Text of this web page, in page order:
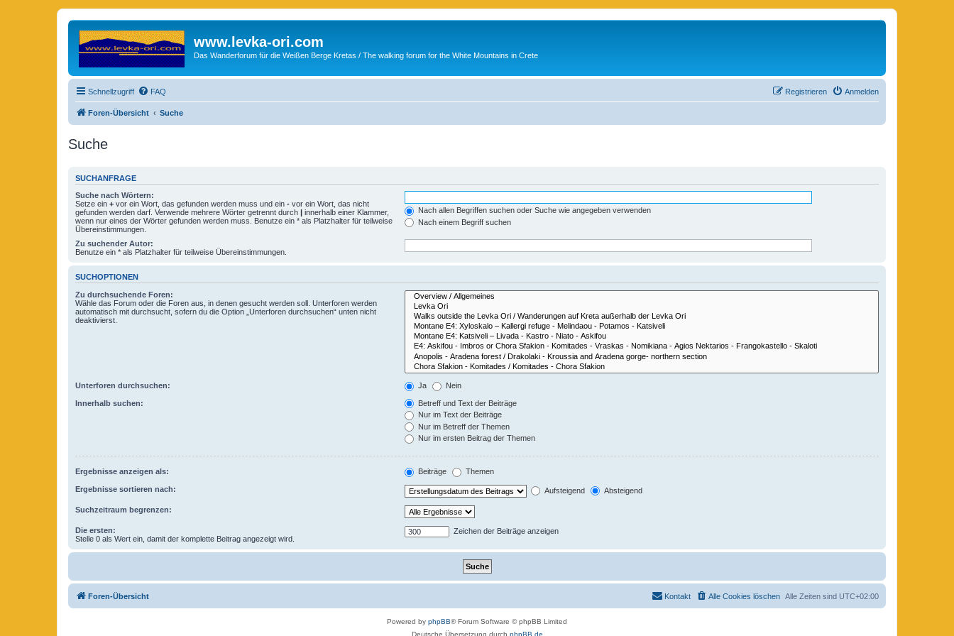
www.levka-ori.com
Das Wanderforum für die Weißen Berge Kretas / The walking forum for the White Mountains in Crete
Schnellzugriff FAQ Anmelden
Registrieren
Foren-Übersicht Suche
Suche
SUCHANFRAGE
Suche nach Wörtern:
Setze ein + vor ein Wort, das gefunden werden muss und ein - vor ein Wort, das nicht
gefunden werden darf. Verwende mehrere Wörter getrennt durch | innerhalb einer Klammer,
wenn nur eines der Wörter gefunden werden muss. Benutze ein * als Platzhalter für teilweise
Übereinstimmungen.
Nach allen Begriffen suchen oder Suche wie angegeben verwenden
Nach einem Begriff suchen
Zu suchender Autor:
Benutze ein * als Platzhalter für teilweise Übereinstimmungen.
SUCHOPTIONEN
Zu durchsuchende Foren:
Wähle das Forum oder die Foren aus, in denen gesucht werden soll. Unterforen werden
automatisch mit durchsucht, sofern du die Option „Unterforen durchsuchen“ unten nicht
deaktivierst.
Unterforen durchsuchen: Ja Nein
Innerhalb suchen:
Betreff und Text der Beiträge
Nur im Text der Beiträge
Nur im Betreff der Themen
Nur im ersten Beitrag der Themen
Ergebnisse anzeigen als: Beiträge Themen
Ergebnisse sortieren nach: Aufsteigend Absteigend
Suchzeitraum begrenzen:
Die ersten:
Stelle 0 als Wert ein, damit der komplette Beitrag angezeigt wird.
Zeichen der Beiträge anzeigen
Foren-Übersicht Alle Zeiten sind UTC+02:00
Alle Cookies löschen
Kontakt
Powered by phpBB® Forum Software © phpBB Limited
Deutsche Übersetzung durch phpBB.de